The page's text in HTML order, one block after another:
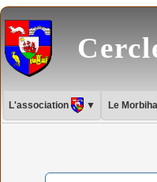
L'association ▼ Le